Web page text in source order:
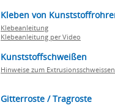
Kleben von
Klebeanleitung
Klebeanleitung per Video
Kunststoffschweißen
Hinweise zum Extrusionsschweissen
Gitterroste / Tragroste